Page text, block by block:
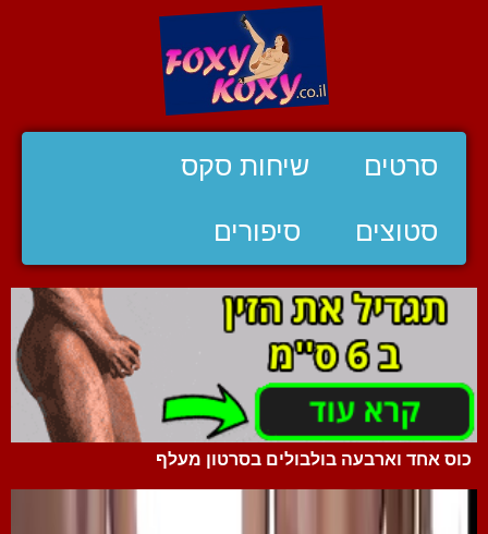
סרטים שיחות סקס
סטוצים סיפורים
כוס אחד וארבעה בולבולים בסרטון מעלף